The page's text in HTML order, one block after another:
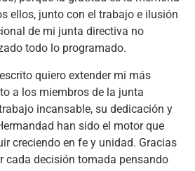
ellos, junto con el trabajo e ilusión
de mi junta directiva no
todo lo programado.
quiero extender mi más
a los miembros de la junta
incansable, su dedicación y
han sido el motor que
creciendo en fe y unidad. Gracias
cada decisión tomada pensando